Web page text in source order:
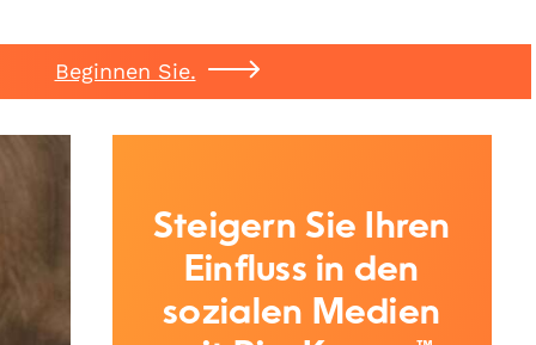
Beginnen Sie.
Steigern Sie Ihren
Einfluss in den
sozialen Medien